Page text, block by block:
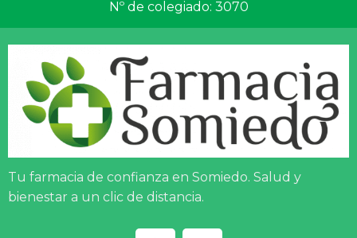
Nº de colegiado: 3070
Tu farmacia de confianza en Somiedo. Salud y
bienestar a un clic de distancia.